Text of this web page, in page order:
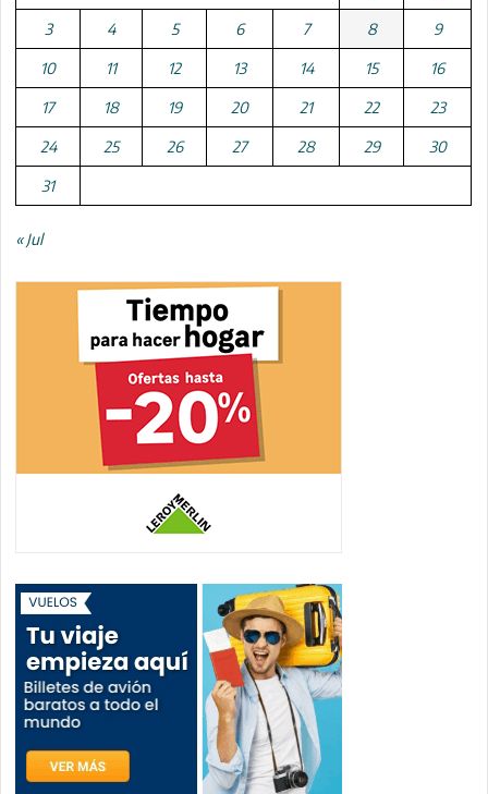
3 4 5 6 7 8 9
10 11 12 13 14 15 16
17 18 19 20 21 22 23
24 25 26 27 28 29 30
31
« Jul